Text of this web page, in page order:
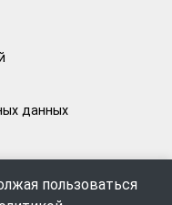
данных
пользоваться